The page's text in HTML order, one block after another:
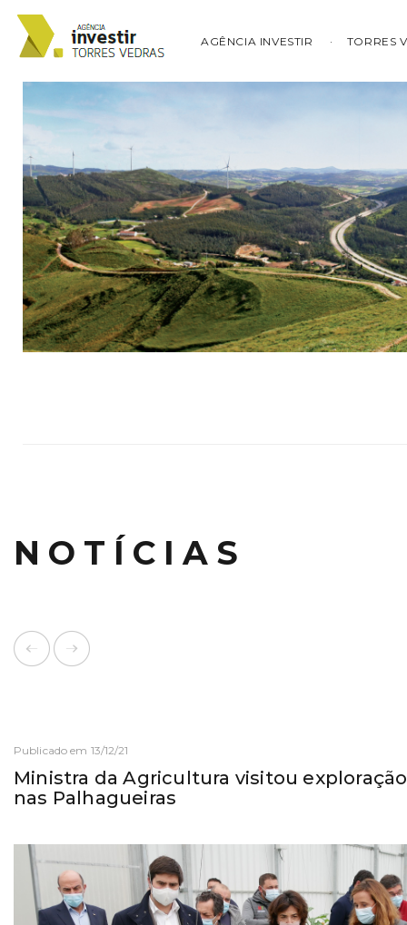
AGÊNCIA INVESTIR TORRES
NOTÍCIAS
Publicado em 13/12/21
Ministra da Agricultura visitou
nas Palhagueiras